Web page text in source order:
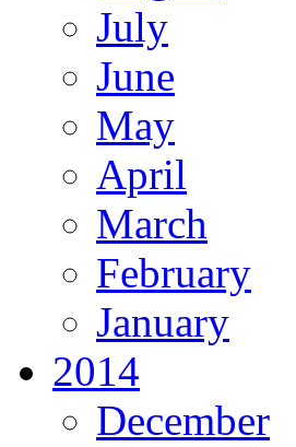
July
June
May
April
March
February
January
2014
December